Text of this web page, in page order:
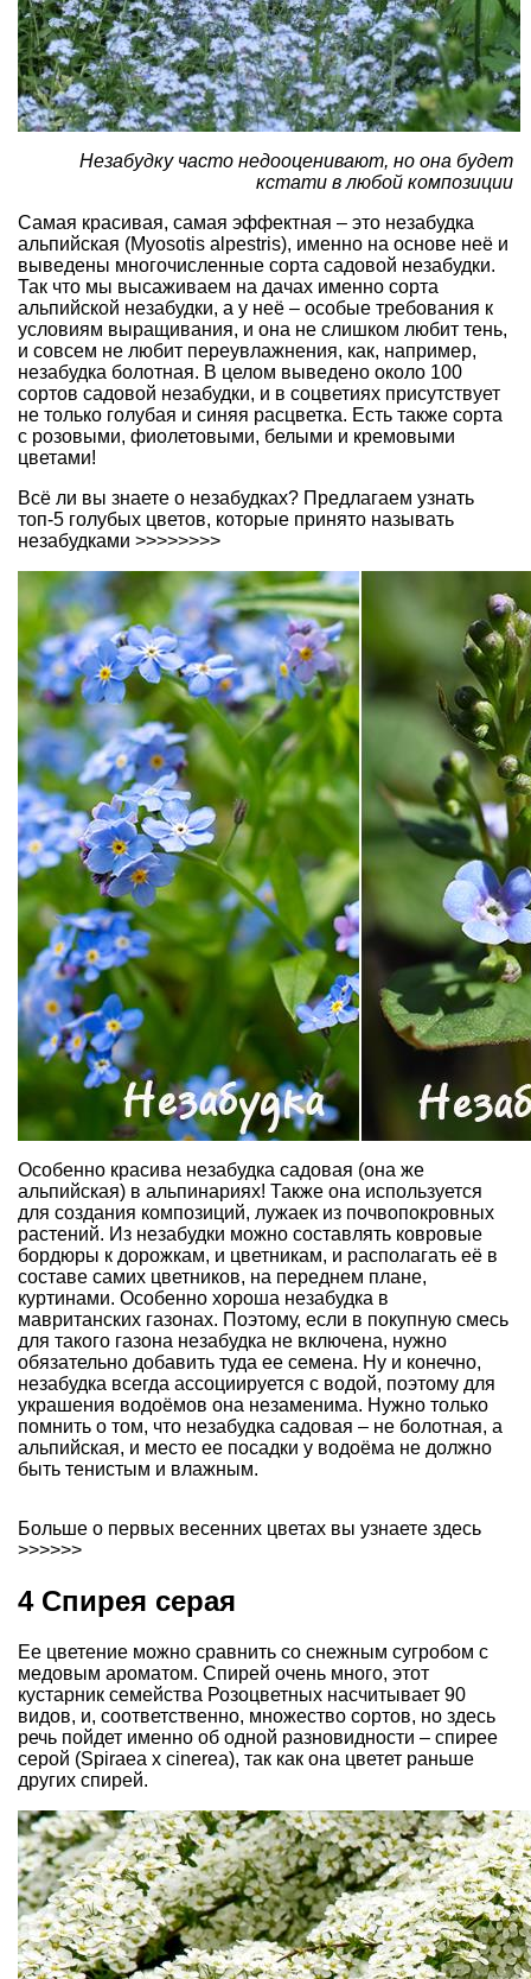
Незабудку часто недооценивают, но она будет
кстати в любой композиции
Самая красивая, самая эффектная – это незабудка
альпийская (Myosotis alpestris), именно на основе неё и
выведены многочисленные сорта садовой незабудки.
Так что мы высаживаем на дачах именно сорта
альпийской незабудки, а у неё – особые требования к
условиям выращивания, и она не слишком любит тень,
и совсем не любит переувлажнения, как, например,
незабудка болотная. В целом выведено около 100
сортов садовой незабудки, и в соцветиях присутствует
не только голубая и синяя расцветка. Есть также сорта
с розовыми, фиолетовыми, белыми и кремовыми
цветами!
Всё ли вы знаете о незабудках? Предлагаем узнать
топ-5 голубых цветов, которые принято называть
незабудками >>>>>>>>
Особенно красива незабудка садовая (она же
альпийская) в альпинариях! Также она используется
для создания композиций, лужаек из почвопокровных
растений. Из незабудки можно составлять ковровые
бордюры к дорожкам, и цветникам, и располагать её в
составе самих цветников, на переднем плане,
куртинами. Особенно хороша незабудка в
мавританских газонах. Поэтому, если в покупную смесь
для такого газона незабудка не включена, нужно
обязательно добавить туда ее семена. Ну и конечно,
незабудка всегда ассоциируется с водой, поэтому для
украшения водоёмов она незаменима. Нужно только
помнить о том, что незабудка садовая – не болотная, а
альпийская, и место ее посадки у водоёма не должно
быть тенистым и влажным.
Больше о первых весенних цветах вы узнаете здесь
>>>>>>
4 Спирея серая
Ее цветение можно сравнить со снежным сугробом с
медовым ароматом. Спирей очень много, этот
кустарник семейства Розоцветных насчитывает 90
видов, и, соответственно, множество сортов, но здесь
речь пойдет именно об одной разновидности – спирее
серой (Spiraea x cinerea), так как она цветет раньше
других спирей.